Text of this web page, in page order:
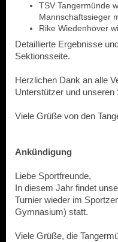
TSV Tangermünde
Mannschaftssieger
Rike Wiedenhöver
Detaillierte Ergebnisse
Sektionsseite.
Herzlichen Dank an alle
Unterstützer und unseren
Viele Grüße von den
Ankündigung
Liebe Sportfreunde,
In diesem Jahr findet
Turnier wieder im
Gymnasium) statt.
Viele Grüße, die